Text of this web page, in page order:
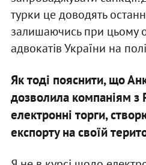
турки це доводять
залишаючись при цьому
адвокатів України на
Як тоді пояснити, що
дозволила компаніям
електронні торги,
експорту на своїй